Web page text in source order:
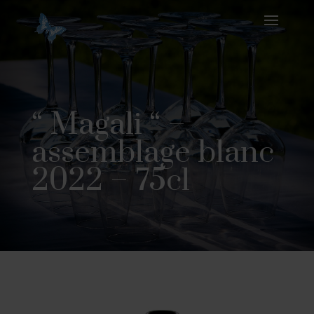
“ Magali “ –
assemblage blanc
2022 – 75cl